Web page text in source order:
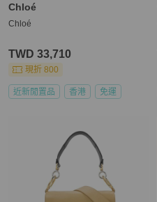
Chloé
Chloé
TWD 33,710
現折 800
近新閒置品 香港 免運